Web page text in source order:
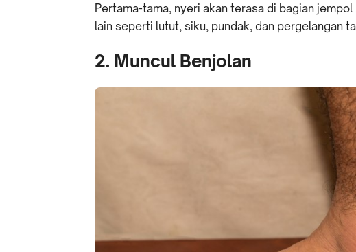
Pertama-tama, nyeri akan terasa di bagian
lain seperti lutut, siku, pundak, dan pergelangan
2. Muncul Benjolan